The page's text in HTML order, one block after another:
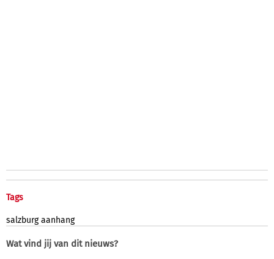
Tags
salzburg aanhang
Wat vind jij van dit nieuws?